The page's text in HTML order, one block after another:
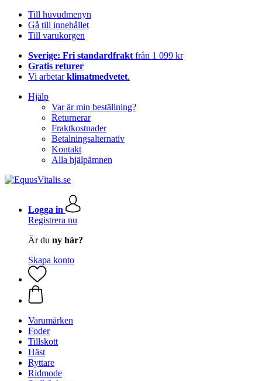
Till huvudmenyn
Gå till innehållet
Till varukorgen
Sverige: Fri standardfrakt från 1 099 kr
Gratis returer
Vi arbetarklimatmedvetet.
Hjälp
Var är min beställning?
Returnerar
Fraktkostnader
Betalningsalternativ
Kontakt
Alla hjälpämnen
Logga in
Registrera nu
Är du ny här?
Skapa konto
Varumärken
Foder
Tillskott
Häst
Ryttare
Ridmode